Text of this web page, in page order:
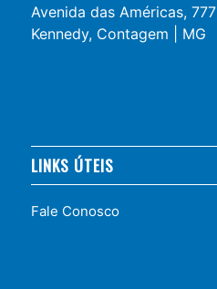
Avenida das Américas, 777
Kennedy, Contagem | MG
LINKS ÚTEIS
Fale Conosco